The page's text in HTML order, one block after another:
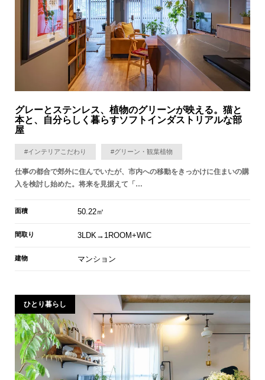
グレーとステンレス、植物のグリーンが映える。猫と
本と、自分らしく暮らすソフトインダストリアルな部
屋
#インテリアこだわり #グリーン・観葉植物
仕事の都合で郊外に住んでいたが、市内への移動をきっかけに住まいの購
入を検討し始めた。将来を見据えて「…
面積 50.22㎡
間取り 3LDK→1ROOM+WIC
建物 マンション
ひとり暮らし